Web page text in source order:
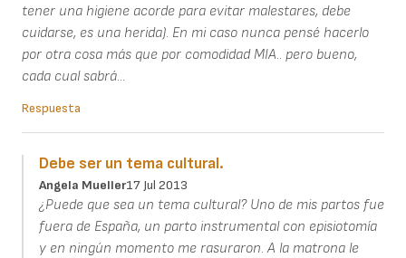
tener una higiene acorde para evitar malestares, debe
cuidarse, es una herida). En mi caso nunca pensé hacerlo
por otra cosa más que por comodidad MIA.. pero bueno,
cada cual sabrá...
Respuesta
Debe ser un tema cultural.
Angela Mueller17 Jul 2013
¿Puede que sea un tema cultural? Uno de mis partos fue
fuera de España, un parto instrumental con episiotomía
y en ningún momento me rasuraron. A la matrona le